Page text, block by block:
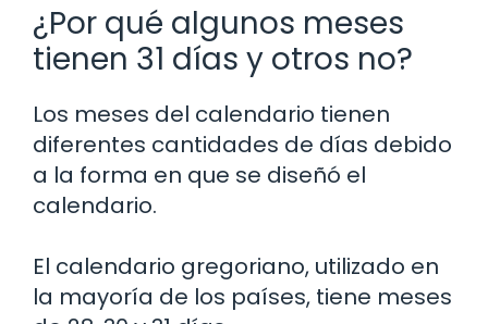
¿Por qué algunos meses
tienen 31 días y otros no?
Los meses del calendario tienen
diferentes cantidades de días debido
a la forma en que se diseñó el
calendario.
El calendario gregoriano, utilizado en
la mayoría de los países, tiene meses